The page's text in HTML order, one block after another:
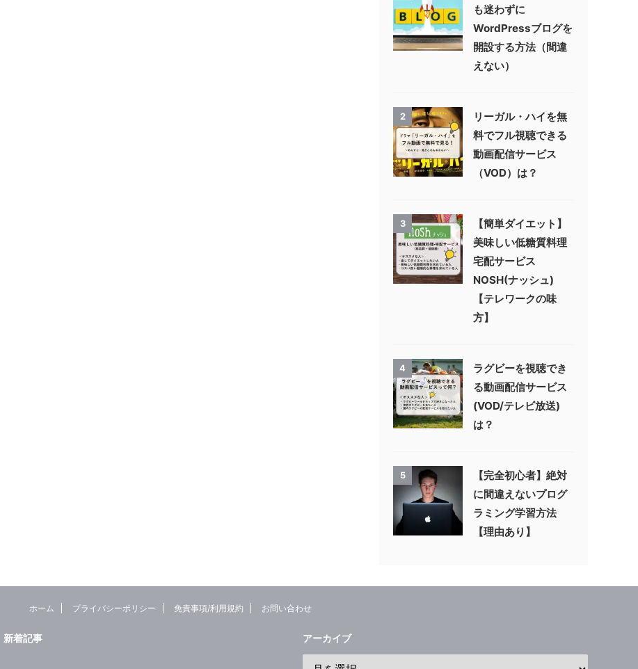
も迷わずに
WordPressブログを
開設する方法（間違
えない）
2
リーガル・ハイを無
料でフル視聴できる
動画配信サービス
（VOD）は？
3
【簡単ダイエット】
美味しい低糖質料理
宅配サービス
NOSH(ナッシュ)
【テレワークの味
方】
4
ラグビーを視聴でき
る動画配信サービス
(VOD/テレビ放送)
は？
5
【完全初心者】絶対
に間違えないプログ
ラミング学習方法
【理由あり】
ホーム プライバシーポリシー 免責事項/利用規約 お問い合わせ
新着記事 アーカイブ